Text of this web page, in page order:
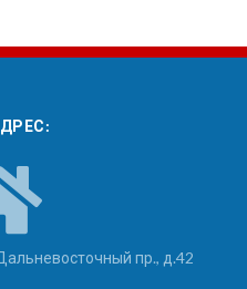
пр., д.42